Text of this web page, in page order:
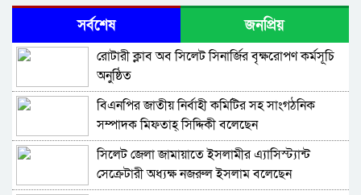
র‌্যাব
হবিগঞ্জ কৃষি বিশ্ববিদ্যালয়ের নতুন ভিসি ড. মো.
মোজাম্মেল
সিলেটে ট্রাকের টুলবক্সে যা পেল র‌্যাব
হবিগঞ্জে প্রাণ গেল ৩ যুবকের, আ হ ত ২
সুন্দরবন কুরিয়ারের সামনে থেকে পালিয়ে গেলেন
সর্বশেষ জনপ্রিয়
রোটারী ক্লাব অব সিলেট সিনার্জির বৃক্ষরোপণ কর্মসূচি
অনুষ্ঠিত
বিএনপির জাতীয় নির্বাহী কমিটির সহ সাংগঠনিক
সম্পাদক মিফতাহ্ সিদ্দিকী বলেছেন
সিলেট জেলা জামায়াতে ইসলামীর এ্যাসিস্ট্যান্ট
সেক্রেটারী অধ্যক্ষ নজরুল ইসলাম বলেছেন